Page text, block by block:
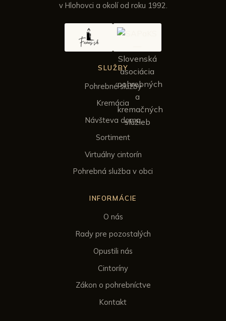
v Hlohovci a okolí od roku 1992.
SLUŽBY
Pohrebné služby
Kremácia
Návšteva doma
Sortiment
Virtuálny cintorín
Pohrebná služba v obci
INFORMÁCIE
O nás
Rady pre pozostalých
Opustili nás
Cintoríny
Zákon o pohrebníctve
Kontakt